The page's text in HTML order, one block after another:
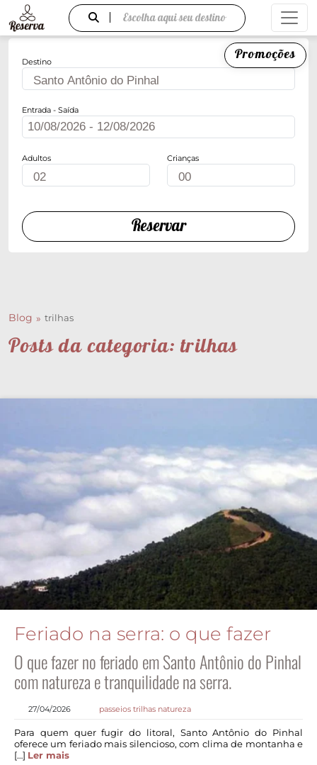
Escolha aqui seu destino
Promoções
Destino
Entrada - Saída
Adultos Crianças
Reservar
Blog trilhas
Posts da categoria: trilhas
Feriado na serra: o que fazer
O que fazer no feriado em Santo Antônio do Pinhal
com natureza e tranquilidade na serra.
27/04/2026 passeios trilhas natureza
Para quem quer fugir do litoral, Santo Antônio do Pinhal
oferece um feriado mais silencioso, com clima de montanha e
[…] Ler mais